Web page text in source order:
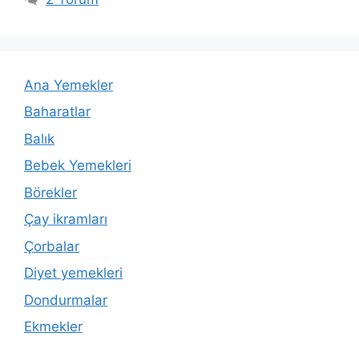
Ana Yemekler
Baharatlar
Balık
Bebek Yemekleri
Börekler
Çay ikramları
Çorbalar
Diyet yemekleri
Dondurmalar
Ekmekler